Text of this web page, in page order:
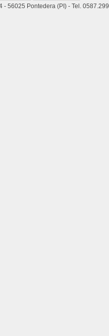
- 56025 Pontedera (PI) - Tel.